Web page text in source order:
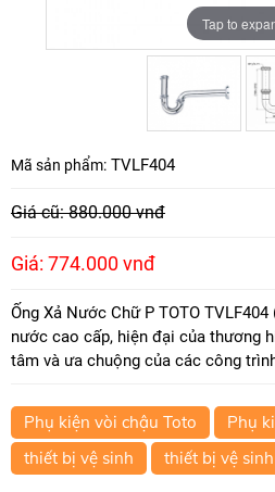
Tap to
Tap to
Mã sản phẩm: TVLF404
Giá cũ: 880.000 vnđ
Giá: 774.000 vnđ
Ống Xả Nước Chữ P TOTO
nước cao cấp, hiện đại của thương
tâm và ưa chuộng của các công
Phụ kiện vòi chậu Toto
Phụ
thiết bị vệ sinh
thiết bị vệ sinh